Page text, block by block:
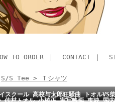
TO ORDER ｜ CONTACT ｜
S/S Tee > Ｔシャツ
スクール 高校与太郎狂騒曲 トオルVS
村トオル 小椋正 実写映画 東映 国